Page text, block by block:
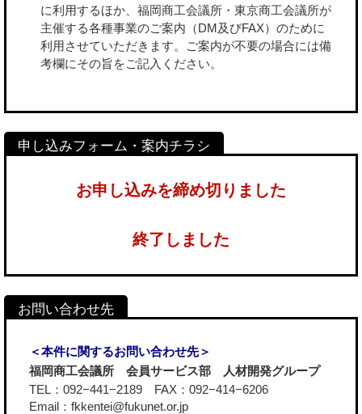
に利用するほか、福岡商工会議所・東京商工会議所が
主催する各種事業のご案内（DM及びFAX）のために
利用させていただきます。ご案内が不要の場合には備
考欄にその旨をご記入ください。
お申し込みを締め切りました
終了しました
＜本件に関するお問い合わせ先＞
福岡商工会議所 会員サービス部 人材開発グループ
TEL：092−441−2189 FAX：092−414−6206
Email：fkkentei@fukunet.or.jp